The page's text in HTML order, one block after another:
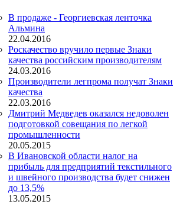
В продаже - Георгиевская ленточка
Альмина
22.04.2016
Роскачество вручило первые Знаки
качества российским производителям
24.03.2016
Производители легпрома получат Знаки
качества
22.03.2016
Дмитрий Медведев оказался недоволен
подготовкой совещания по легкой
промышленности
20.05.2015
В Ивановской области налог на
прибыль для предприятий текстильного
и швейного производства будет снижен
до 13,5%
13.05.2015